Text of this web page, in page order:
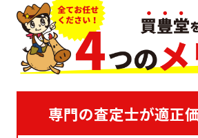
専門の査定士が適正